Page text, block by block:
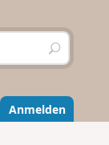
S
u
h
e
n
Anmelden